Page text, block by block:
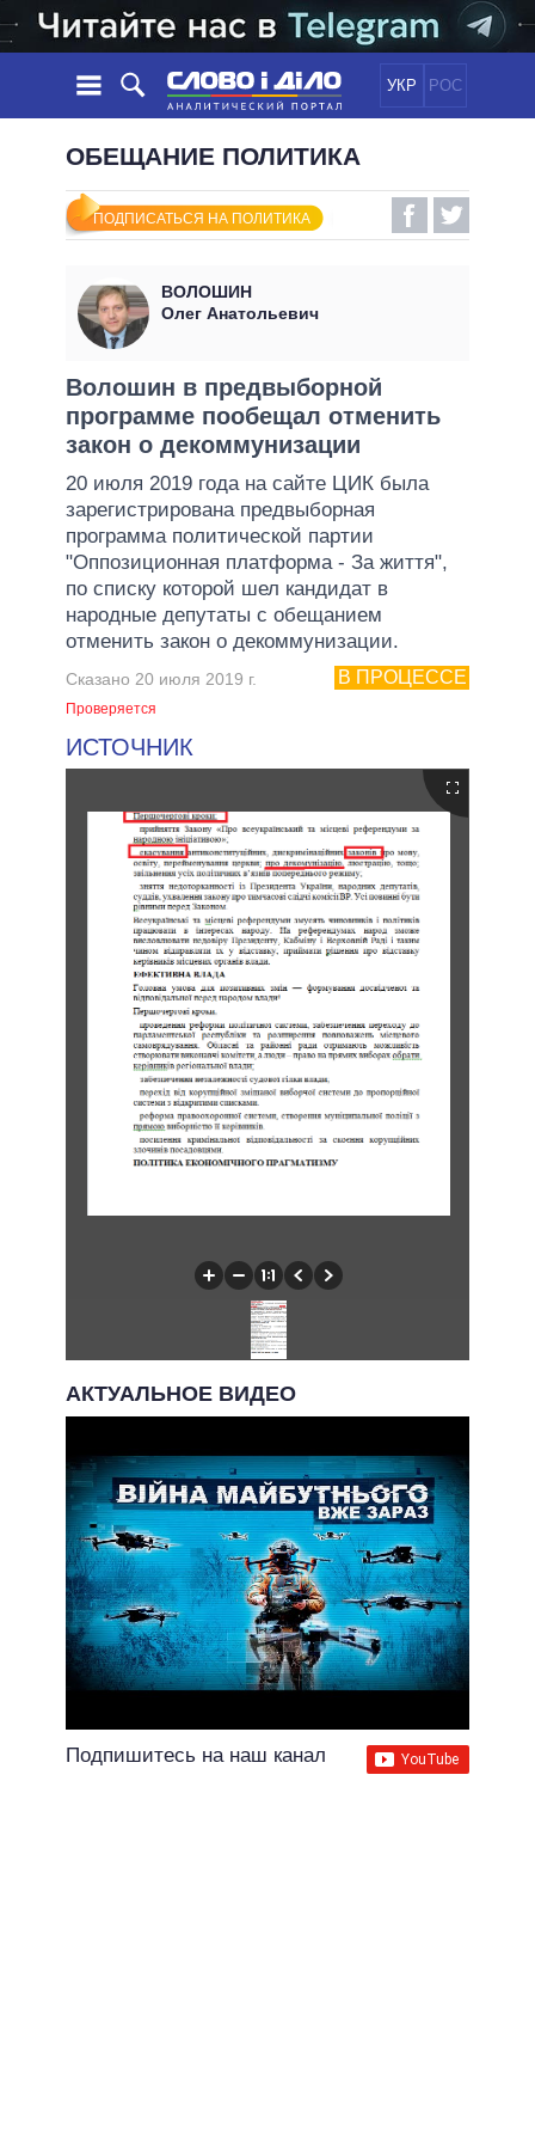
УКР РОС
НОВОСТИ
ЛЕНТА
СОБЫТИЯ
МНЕНИЯ
ОБЗОРЫ
ДАЙДЖЕСТЫ
ПОЛИТИКА
ЭКОНОМИКА
МИР
ОБЕЩАНИЯ
ВСЕ ПОЛИТИКИ
ПРЕЗИДЕНТ И ОФИС
ВЕРХОВНАЯ РАДА
КАБИНЕТ МИНИСТРОВ
ГЛАВЫ ОБЛАДМИНИСТРАЦИЙ
МЭРЫ
ВСЕ ПЕРСОНЫ
ИНФОГРАФИКА
ПОДДЕРЖАТЬ
ОБЕЩАНИЕ ПОЛИТИКА
ПОДПИСАТЬСЯ НА ПОЛИТИКА
ВОЛОШИН
Олег Анатольевич
Волошин в предвыборной
программе пообещал отменить
закон о декоммунизации
20 июля 2019 года на сайте ЦИК была
зарегистрирована предвыборная
программа политической партии
"Оппозиционная платформа - За життя",
по списку которой шел кандидат в
народные депутаты с обещанием
отменить закон о декоммунизации.
В ПРОЦЕССЕ
Сказано 20 июля 2019 г.
Проверяется
ИСТОЧНИК
АКТУАЛЬНОЕ ВИДЕО
Подпишитесь на наш канал